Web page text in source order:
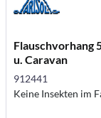
Flauschvorhang
u. Caravan
912441
Keine Insekten im